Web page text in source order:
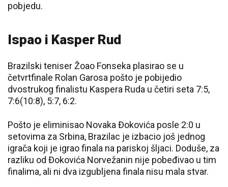
pobjedu.
Ispao i Kasper Rud
Brazilski teniser Žoao Fonseka plasirao se u
četvrtfinale Rolan Garosa pošto je pobijedio
dvostrukog finalistu Kaspera Ruda u četiri seta 7:5,
7:6(10:8), 5:7, 6:2.
Pošto je eliminisao Novaka Đokovića posle 2:0 u
setovima za Srbina, Brazilac je izbacio još jednog
igrača koji je igrao finala na pariskoj šljaci. Doduše, za
razliku od Đokovića Norvežanin nije pobeđivao u tim
finalima, ali ni dva izgubljena finala nisu mala stvar.